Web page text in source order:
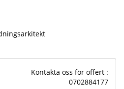
Kontakta oss för offert :
0702884177